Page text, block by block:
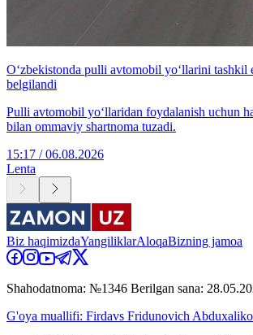
O‘zbekistonda pulli avtomobil yo‘llarini tashkil
belgilandi
Pulli avtomobil yo‘llaridan foydalanish uchun
bilan ommaviy shartnoma tuzadi.
15:17 / 06.08.2026
Lenta
Biz haqimizdaYangiliklarAloqaBizning jamoa
Shahodatnoma: №1346 Berilgan sana:
G'oya muallifi: Firdavs Fridunovich